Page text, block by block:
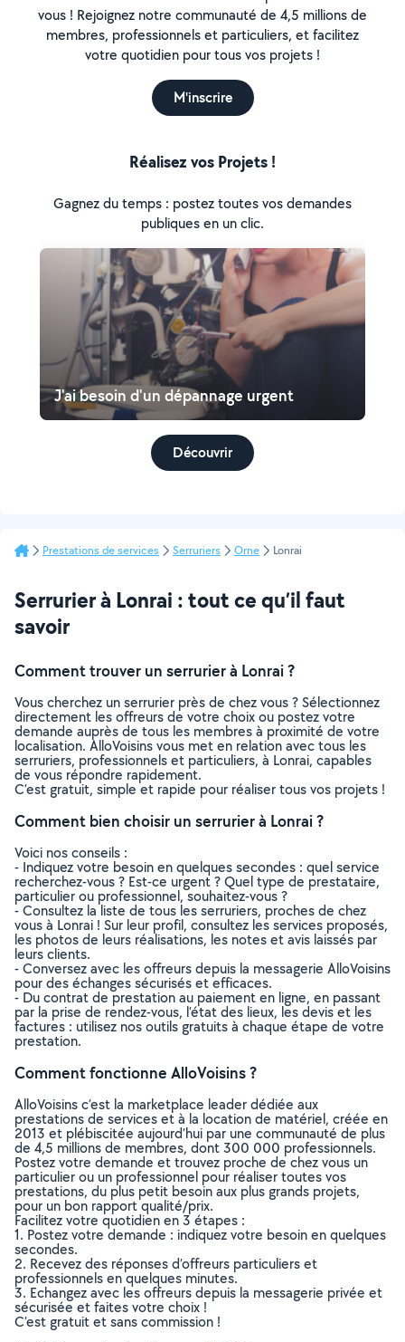
vous ! Rejoignez notre communauté de 4,5 millions de
membres, professionnels et particuliers, et facilitez
votre quotidien pour tous vos projets !
M'inscrire
Réalisez vos Projets !
Gagnez du temps : postez toutes vos demandes
publiques en un clic.
J'ai besoin d'un dépannage urgent
Découvrir
Prestations de services Serruriers Orne Lonrai
Serrurier à Lonrai : tout ce qu’il faut
savoir
Comment trouver un serrurier à Lonrai ?
Vous cherchez un serrurier près de chez vous ? Sélectionnez
directement les offreurs de votre choix ou postez votre
demande auprès de tous les membres à proximité de votre
localisation. AlloVoisins vous met en relation avec tous les
serruriers, professionnels et particuliers, à Lonrai, capables
de vous répondre rapidement.
C’est gratuit, simple et rapide pour réaliser tous vos projets !
Comment bien choisir un serrurier à Lonrai ?
Voici nos conseils :
- Indiquez votre besoin en quelques secondes : quel service
recherchez-vous ? Est-ce urgent ? Quel type de prestataire,
particulier ou professionnel, souhaitez-vous ?
- Consultez la liste de tous les serruriers, proches de chez
vous à Lonrai ! Sur leur profil, consultez les services proposés,
les photos de leurs réalisations, les notes et avis laissés par
leurs clients.
- Conversez avec les offreurs depuis la messagerie AlloVoisins
pour des échanges sécurisés et efficaces.
- Du contrat de prestation au paiement en ligne, en passant
par la prise de rendez-vous, l’état des lieux, les devis et les
factures : utilisez nos outils gratuits à chaque étape de votre
prestation.
Comment fonctionne AlloVoisins ?
AlloVoisins c’est la marketplace leader dédiée aux
prestations de services et à la location de matériel, créée en
2013 et plébiscitée aujourd’hui par une communauté de plus
de 4,5 millions de membres, dont 300 000 professionnels.
Postez votre demande et trouvez proche de chez vous un
particulier ou un professionnel pour réaliser toutes vos
prestations, du plus petit besoin aux plus grands projets,
pour un bon rapport qualité/prix.
Facilitez votre quotidien en 3 étapes :
1. Postez votre demande : indiquez votre besoin en quelques
secondes.
2. Recevez des réponses d’offreurs particuliers et
professionnels en quelques minutes.
3. Echangez avec les offreurs depuis la messagerie privée et
sécurisée et faites votre choix !
C’est gratuit et sans commission !